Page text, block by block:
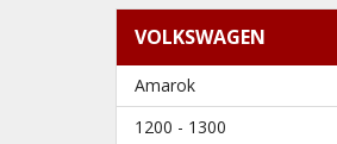
VOLKSWAGEN
Amarok
1200 - 1300